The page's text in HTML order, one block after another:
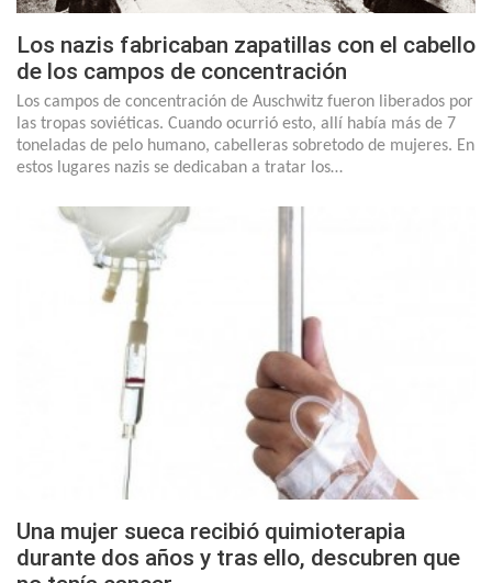
Los nazis fabricaban zapatillas con el cabello
de los campos de concentración
Los campos de concentración de Auschwitz fueron liberados por
las tropas soviéticas. Cuando ocurrió esto, allí había más de 7
toneladas de pelo humano, cabelleras sobretodo de mujeres. En
estos lugares nazis se dedicaban a tratar los…
Una mujer sueca recibió quimioterapia
durante dos años y tras ello, descubren que